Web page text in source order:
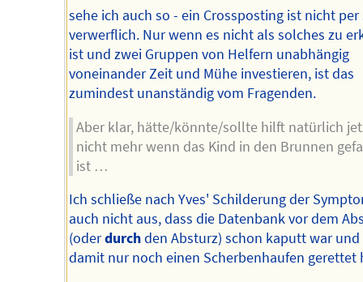
sehe ich auch so - ein Crossposting ist nicht per
verwerflich. Nur wenn es nicht als solches zu
ist und zwei Gruppen von Helfern unabhängig
voneinander Zeit und Mühe investieren, ist das
zumindest unanständig vom Fragenden.
Aber klar, hätte/könnte/sollte hilft natürlich
nicht mehr wenn das Kind in den Brunnen
ist …
Ich schließe nach Yves' Schilderung der
auch nicht aus, dass die Datenbank vor dem
(oderdurchden Absturz) schon kaputt war und
damit nur noch einen Scherbenhaufen gerettet